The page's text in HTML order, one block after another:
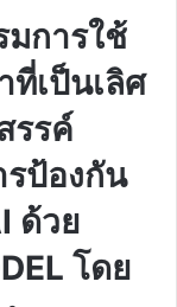
มการใช้
เป็นเลิศ
รรค์
ป้องกัน
ด้วย
โดย